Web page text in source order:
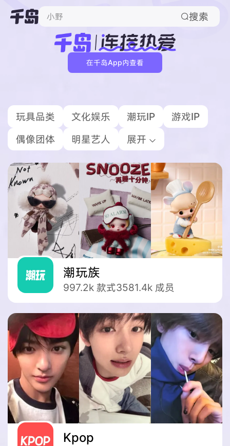
哭娃
搜索
在千岛App内查看
玩具品类 文化娱乐 潮玩IP
游戏IP
偶像团体
明星艺人 展开 
潮玩族
997.2k 款式3581.4k 成员
Kpop